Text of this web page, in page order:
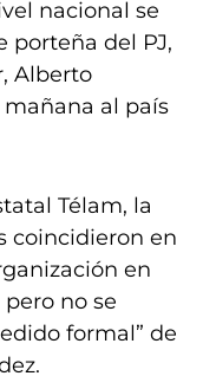
nacional se
porteña del PJ,
Alberto
al país
Télam, la
coincidieron en
en
pero no se
formal” de